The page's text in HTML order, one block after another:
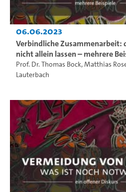
06.06.2023
Verbindliche Zusammenarbeit:
nicht allein lassen – mehrere
Prof. Dr. Thomas Bock,Matthias
Lauterbach